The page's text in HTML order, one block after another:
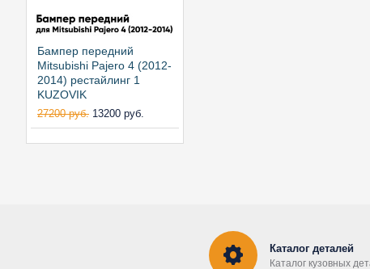
Бампер передний
Mitsubishi Pajero 4 (2012-
2014) рестайлинг 1
KUZOVIK
27200 руб. 13200 руб.
Каталог деталей
Каталог кузовных